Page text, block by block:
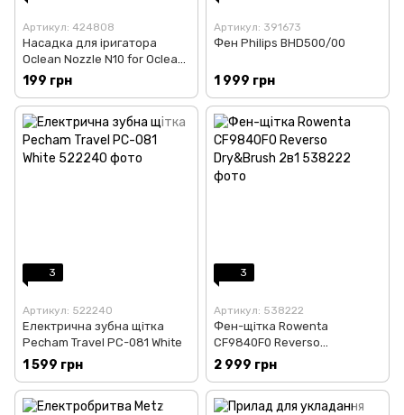
Артикул: 424808
Насадка для іригатора
Oclean Nozzle N10 for Oclean
W10 Pink (2 шт)
(6970810551952)
199 грн
Артикул: 391673
Фен Philips BHD500/00
1 999 грн
3
Артикул: 522240
Електрична зубна щітка
Pecham Travel PC-081 White
1 599 грн
3
Артикул: 538222
Фен-щітка Rowenta
CF9840F0 Reverso
Dry&Brush 2в1
2 999 грн